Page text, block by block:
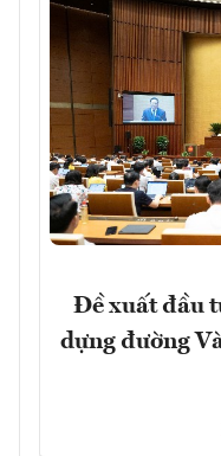
Đề xuất đầu
dựng đường